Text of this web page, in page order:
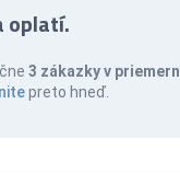
oplatí.
3 zákazky v
preto hneď.